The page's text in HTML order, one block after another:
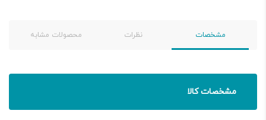
مشخصات نظرات محصولات مشابه
مشخصات کالا